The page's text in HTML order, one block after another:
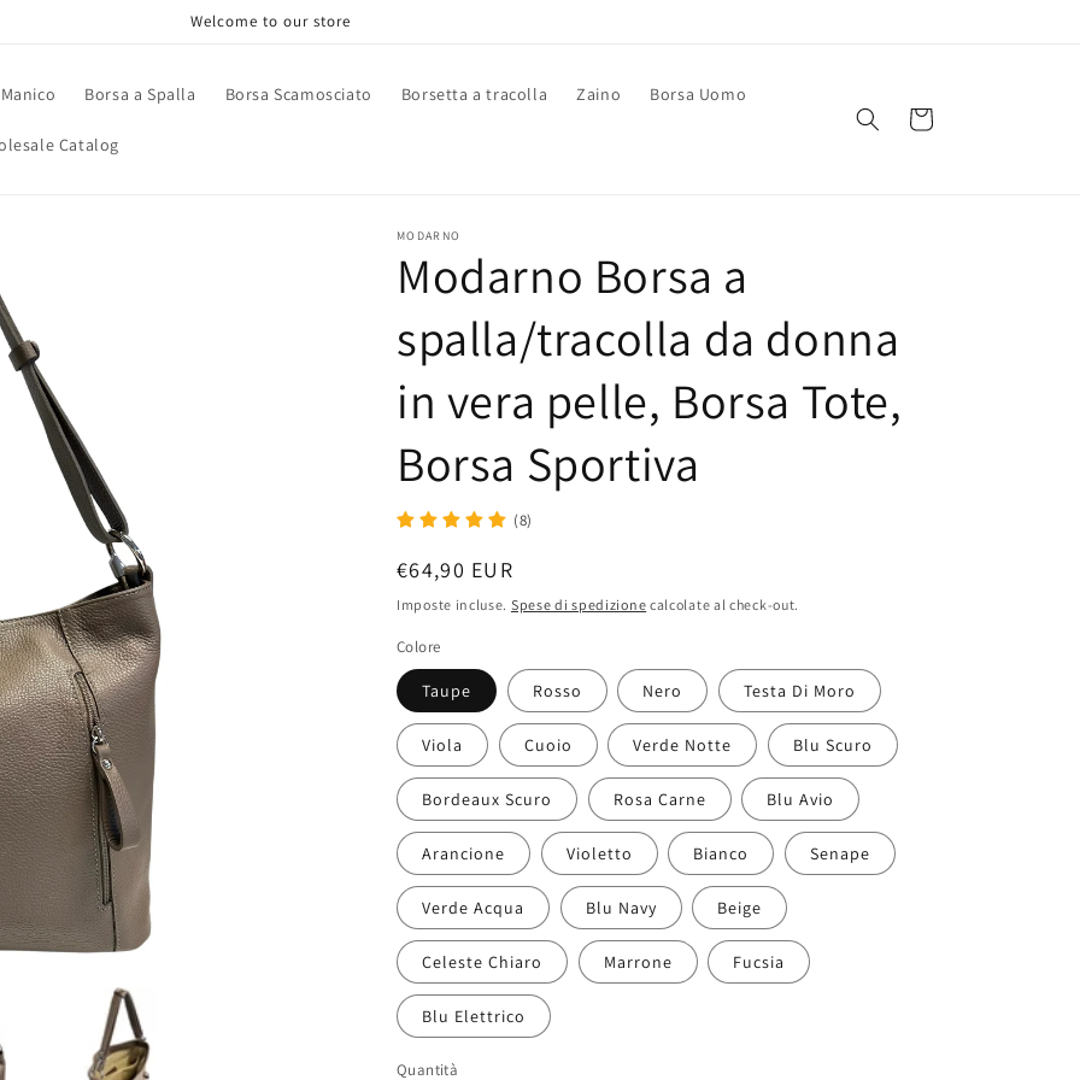
Welcome to our store
Borsa a Spalla Borsa Scamosciato Borsetta a tracolla Zaino Borsa Uomo
Catalog
Carrello
MODARNO
Modarno Borsa a
spalla/tracolla da donna
in vera pelle, Borsa Tote,
Borsa Sportiva
(8)
Prezzo
di
listino
€64,90 EUR
Imposte incluse. Spese di spedizione calcolate al check-out.
Colore
Taupe Rosso Nero Testa Di Moro
Viola Cuoio Verde Notte Blu Scuro
Bordeaux Scuro Rosa Carne Blu Avio
Arancione Violetto Bianco Senape
Verde Acqua Blu Navy Beige
Celeste Chiaro Marrone Fucsia
Blu Elettrico
Quantità